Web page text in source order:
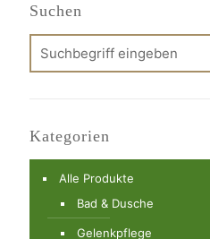
Suchen
Kategorien
Alle Produkte
Bad & Dusche
Gelenkpflege